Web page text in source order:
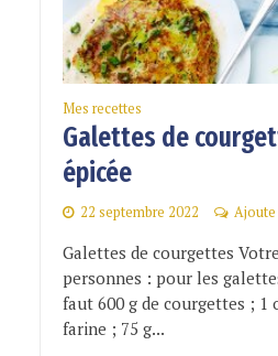
Mes recettes
Galettes de
épicée
22 septembre 2022 Ajoute
Galettes de courgettes
personnes : pour les
faut 600 g de courgettes ; 1
farine ; 75 g...